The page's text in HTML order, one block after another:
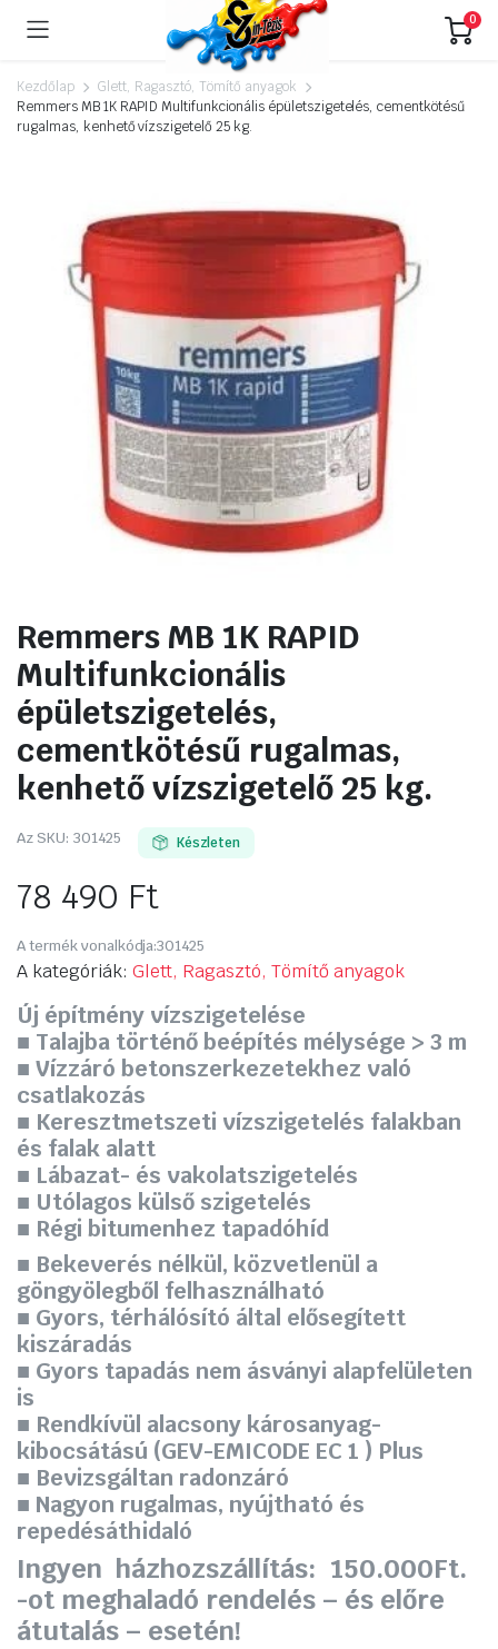
0
Kezdőlap
Glett, Ragasztó, Tömítő anyagok
Remmers MB 1K RAPID Multifunkcionális épületszigetelés, cementkötésű
rugalmas, kenhető vízszigetelő 25 kg.
Remmers MB 1K RAPID
Multifunkcionális
épületszigetelés,
cementkötésű rugalmas,
kenhető vízszigetelő 25 kg.
Az SKU: 301425 Készleten
78 490 Ft
A termék vonalkódja:301425
A kategóriák: Glett, Ragasztó, Tömítő anyagok
Új építmény vízszigetelése
■ Talajba történő beépítés mélysége > 3 m
■ Vízzáró betonszerkezetekhez való
csatlakozás
■ Keresztmetszeti vízszigetelés falakban
és falak alatt
■ Lábazat- és vakolatszigetelés
■ Utólagos külső szigetelés
■ Régi bitumenhez tapadóhíd
■ Bekeverés nélkül, közvetlenül a
göngyölegből felhasználható
■ Gyors, térhálósító által elősegített
kiszáradás
■ Gyors tapadás nem ásványi alapfelületen
is
■ Rendkívül alacsony károsanyag-
kibocsátású (GEV-EMICODE EC 1 ) Plus
■ Bevizsgáltan radonzáró
■ Nagyon rugalmas, nyújtható és
repedésáthidaló
Ingyen házhozszállítás: 150.000Ft.
-ot meghaladó rendelés – és előre
átutalás – esetén!